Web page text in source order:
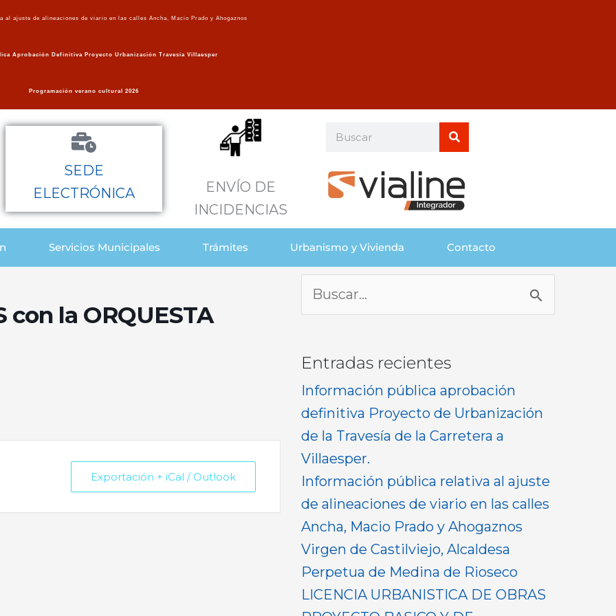
al ajuste de alineaciones de viario en las calles Ancha, Macio Prado y Ahogaznos
Aprobación Definitiva Proyecto Urbanización Travesía Villaesper
Programación verano cultural 2026
SEDE
ELECTRÓNICA
ENVÍO DE
INCIDENCIAS
Buscar Buscar
Servicios Municipales Trámites Urbanismo y Vivienda Contacto
con la ORQUESTA
Exportación + iCal / Outlook
Buscar
por:
Entradas recientes
Información pública aprobación
definitiva Proyecto de Urbanización
de la Travesía de la Carretera a
Villaesper.
Información pública relativa al ajuste
de alineaciones de viario en las calles
Ancha, Macio Prado y Ahogaznos
Virgen de Castilviejo, Alcaldesa
Perpetua de Medina de Rioseco
LICENCIA URBANISTICA DE OBRAS